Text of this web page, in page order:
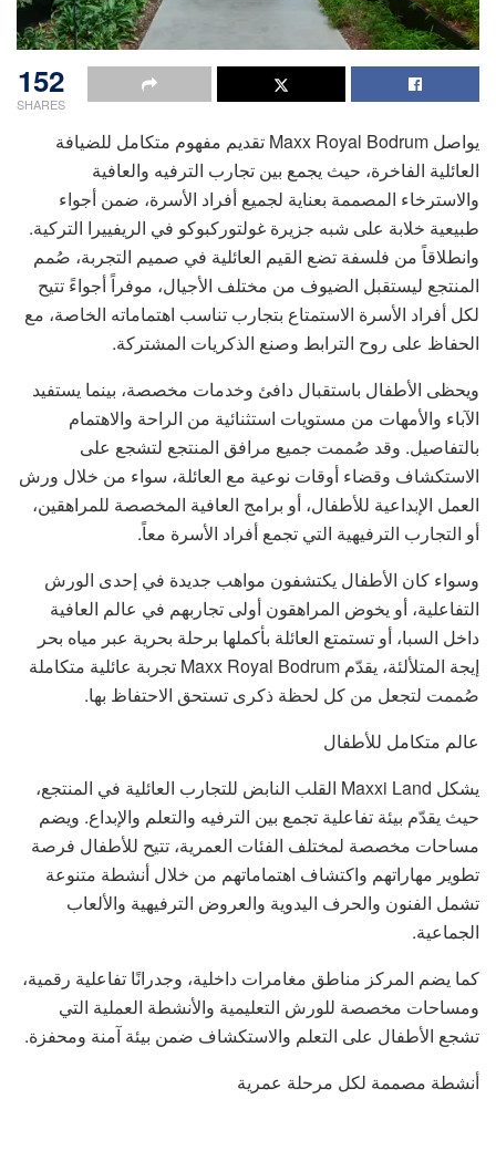
152
SHARES
يواصل Maxx Royal Bodrum تقديم مفهوم متكامل للضيافة
العائلية الفاخرة، حيث يجمع بين تجارب الترفيه والعافية
والاسترخاء المصممة بعناية لجميع أفراد الأسرة، ضمن أجواء
طبيعية خلابة على شبه جزيرة غولتوركبوكو في الريفييرا التركية.
وانطلاقاً من فلسفة تضع القيم العائلية في صميم التجربة، صُمم
المنتجع ليستقبل الضيوف من مختلف الأجيال، موفراً أجواءً تتيح
لكل أفراد الأسرة الاستمتاع بتجارب تناسب اهتماماته الخاصة، مع
الحفاظ على روح الترابط وصنع الذكريات المشتركة.
ويحظى الأطفال باستقبال دافئ وخدمات مخصصة، بينما يستفيد
الآباء والأمهات من مستويات استثنائية من الراحة والاهتمام
بالتفاصيل. وقد صُممت جميع مرافق المنتجع لتشجع على
الاستكشاف وقضاء أوقات نوعية مع العائلة، سواء من خلال ورش
العمل الإبداعية للأطفال، أو برامج العافية المخصصة للمراهقين،
أو التجارب الترفيهية التي تجمع أفراد الأسرة معاً.
وسواء كان الأطفال يكتشفون مواهب جديدة في إحدى الورش
التفاعلية، أو يخوض المراهقون أولى تجاربهم في عالم العافية
داخل السبا، أو تستمتع العائلة بأكملها برحلة بحرية عبر مياه بحر
إيجة المتلألئة، يقدّم Maxx Royal Bodrum تجربة عائلية متكاملة
صُممت لتجعل من كل لحظة ذكرى تستحق الاحتفاظ بها.
عالم متكامل للأطفال
يشكل Maxxi Land القلب النابض للتجارب العائلية في المنتجع،
حيث يقدّم بيئة تفاعلية تجمع بين الترفيه والتعلم والإبداع. ويضم
مساحات مخصصة لمختلف الفئات العمرية، تتيح للأطفال فرصة
تطوير مهاراتهم واكتشاف اهتماماتهم من خلال أنشطة متنوعة
تشمل الفنون والحرف اليدوية والعروض الترفيهية والألعاب
الجماعية.
كما يضم المركز مناطق مغامرات داخلية، وجدرانًا تفاعلية رقمية،
ومساحات مخصصة للورش التعليمية والأنشطة العملية التي
تشجع الأطفال على التعلم والاستكشاف ضمن بيئة آمنة ومحفزة.
أنشطة مصممة لكل مرحلة عمرية